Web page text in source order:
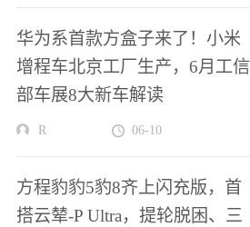
华为系首款方盒子来了！小米
增程车北京工厂生产，6月工信
部车展8大新车解读
R 06-10
方程豹豹5豹8齐上闪充版，首
搭云辇-P Ultra，提轮脱困、三